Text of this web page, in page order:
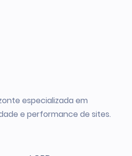
especializada em
e performance de sites.